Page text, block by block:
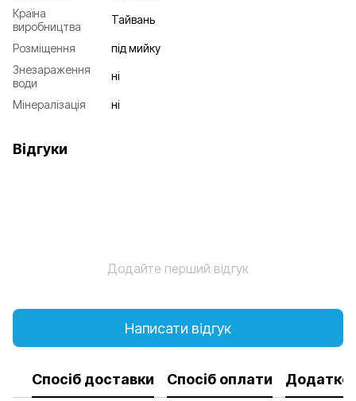
Країна
виробництва
Тайвань
Розміщення
під мийку
Знезараження
води
ні
Мінералізація ні
Відгуки
Додайте перший відгук
Написати відгук
Спосіб доставки Спосіб оплати